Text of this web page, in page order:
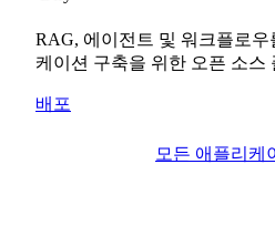
RAG, 에이전트 및 워크플로우
케이션 구축을 위한 오픈 소스
배포
모든 애플리케